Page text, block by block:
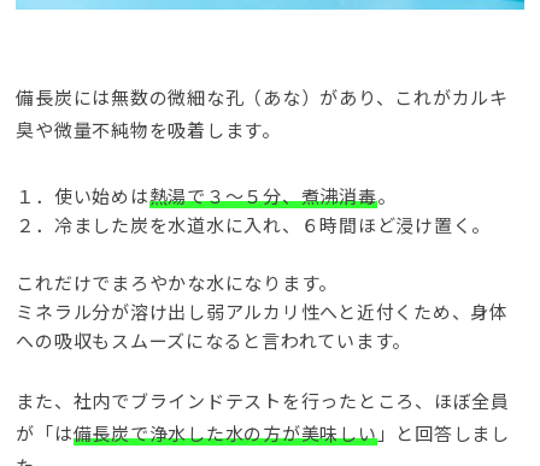
備長炭には無数の微細な孔（あな）があり、これがカルキ
臭や微量不純物を吸着します。
１．使い始めは熱湯で３～５分、煮沸消毒。
２．冷ました炭を水道水に入れ、６時間ほど浸け置く。
これだけでまろやかな水になります。
ミネラル分が溶け出し弱アルカリ性へと近付くため、身体
への吸収もスムーズになると言われています。
また、社内でブラインドテストを行ったところ、ほぼ全員
が「は備長炭で浄水した水の方が美味しい」と回答しまし